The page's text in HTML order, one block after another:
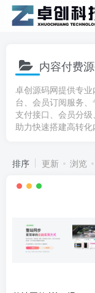
内容付费
卓创源码网提供专
台、会员订阅服务
支付接口、会员分
助力快速搭建高转化
排序 更新 浏览